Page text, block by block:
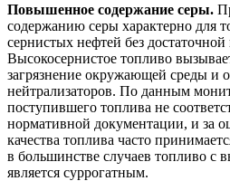
Повышенное содержание серы.
содержанию серы характерно для
сернистых нефтей без
Высокосернистое топливо
загрязнение окружающей среды и
нейтрализаторов. По данным
поступившего топлива не
нормативной документации, и за
качества топлива часто
в большинстве случаев топливо с
является суррогатным.